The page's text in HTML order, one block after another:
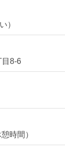
）
目8-6
時間）